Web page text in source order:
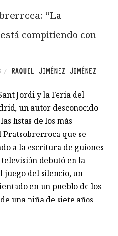
“La
compitiendo con
/ RAQUEL JIMÉNEZ JIMÉNEZ
Jordi y la Feria del
un autor desconocido
listas de los más
Pratsobrerroca que se
a la escritura de guiones
debutó en la
juego del silencio, un
en un pueblo de los
una niña de siete años